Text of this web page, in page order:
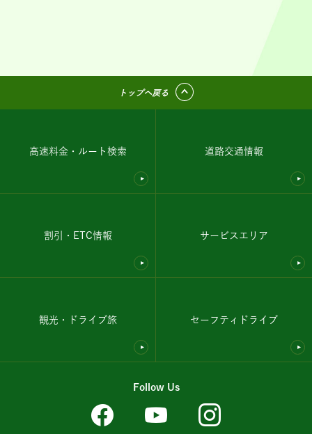
トップへ戻る
高速料金・ルート検索 道路交通情報
割引・ETC情報 サービスエリア
観光・ドライブ旅 セーフティドライブ
Follow Us